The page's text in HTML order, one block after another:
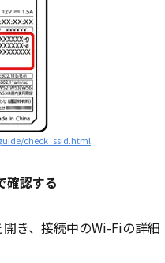
check_ssid.html
確認する
き、接続中のWi-Fiの詳細